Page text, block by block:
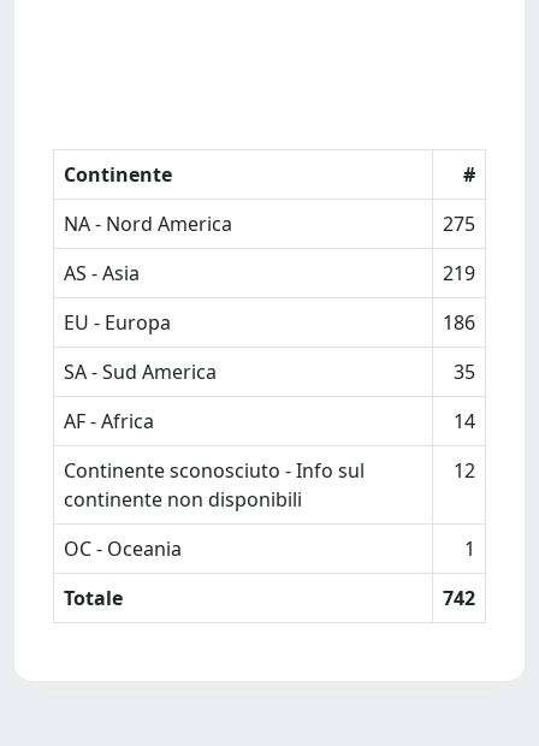
Continente
#
NA - Nord America
275
AS - Asia
219
EU - Europa
186
SA - Sud America
35
AF - Africa
14
Continente sconosciuto - Info sul
continente non disponibili
12
OC - Oceania
1
Totale
742